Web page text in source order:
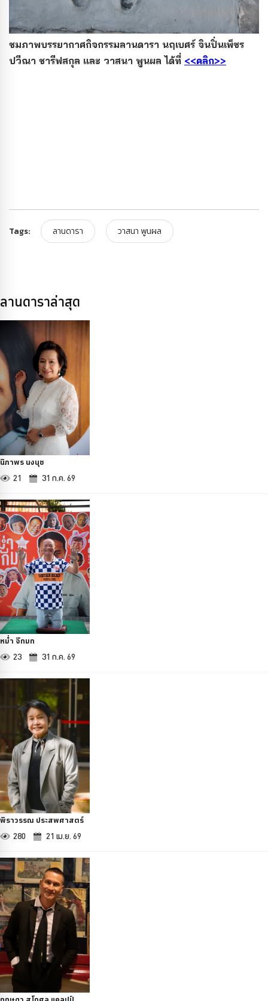
ชมภาพบรรยากาศกิจกรรมลานดารา นฤเบศร์ จินปิ่นเพ็ชร
ปวีณา ชารีฟสกุล และ วาสนา พูนผล ได้ที่ <<คลิก>>
Tags: ลานดารา วาสนา พูนผล
ลานดาราล่าสุด
นิภาพร นงนุช
21 31 ก.ค. 69
หม่ำ จ๊กมก
23 31 ก.ค. 69
พิราวรรณ ประสพศาสตร์
280 21 เม.ย. 69